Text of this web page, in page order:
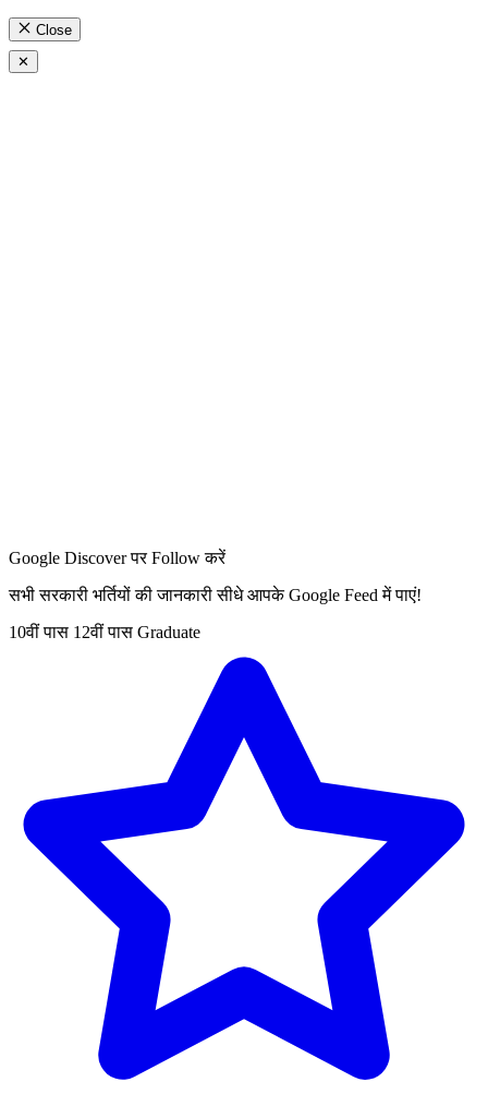
Close
✕
Google Discover पर Follow करें
सभी सरकारी भर्तियों की जानकारी सीधे आपके Google Feed में पाएं!
10वीं पास 12वीं पास Graduate